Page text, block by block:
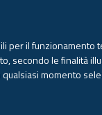
Domenica, 9 agosto
per il funzionamento
secondo le finalità
momento